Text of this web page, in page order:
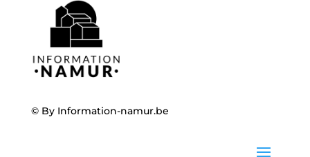
la
nouvelle
citadine
100
%
débarque
© By Information-namur.be